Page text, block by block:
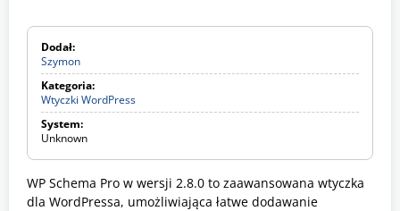
Dodał:
Szymon
Kategoria:
Wtyczki WordPress
t
z
i
W
System:
Unknown
WP Schema Pro w wersji 2.8.0 to zaawansowana wtyczka
dla WordPressa, umożliwiająca łatwe dodawanie